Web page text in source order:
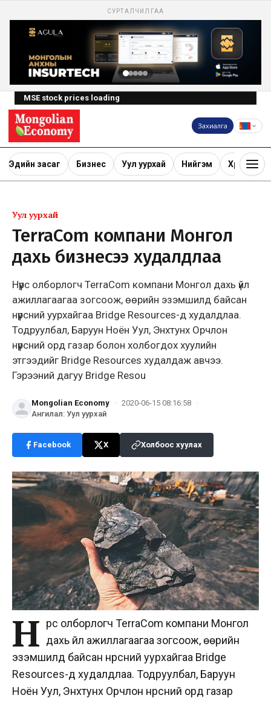
СУРТАЛЧИЛГАА
MSE stock prices loading
Захиалга
Эдийн засаг Бизнес Уул уурхай Нийгэм Хөрөнгө
Уул уурхай
TerraCom компани Монгол
дахь бизнесээ худалдлаа
Нүүрс олборлогч TerraCom компани Монгол дахь үйл
ажиллагаагаа зогсоож, өөрийн эзэмшилд байсан
нүүрсний уурхайгаа Bridge Resources-д худалдлаа.
Тодруулбал, Баруун Ноён Уул, Энхтунх Орчлон
нүүрсний орд газар болон холбогдох хуулийн
этгээдийг Bridge Resources худалдаж авчээ.
Гэрээний дагуу Bridge Resou
Mongolian Economy · 2020-06-15 08:16:58 ·
Ангилал: Уул уурхай
Facebook X Холбоос хуулах
Н үүрс олборлогч TerraCom компани Монгол
дахь үйл ажиллагаагаа зогсоож, өөрийн
эзэмшилд байсан нүүрсний уурхайгаа Bridge
Resources-д худалдлаа. Тодруулбал, Баруун
Ноён Уул, Энхтунх Орчлон нүүрсний орд газар